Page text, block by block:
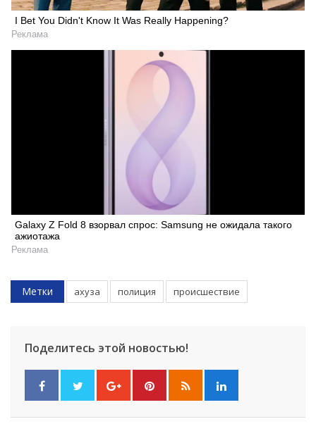
I Bet You Didn't Know It Was Really Happening?
Реклама
Galaxy Z Fold 8 взорвал спрос: Samsung не ожидала такого
ажиотажа
Реклама
Метки ахуза полиция происшествие
Поделитесь этой новостью!